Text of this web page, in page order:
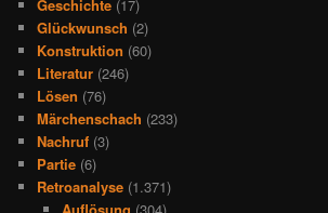
Geschichte (17)
Glückwunsch (2)
Konstruktion (60)
Literatur (246)
Lösen (76)
Märchenschach (233)
Nachruf (3)
Partie (6)
Retroanalyse (1.371)